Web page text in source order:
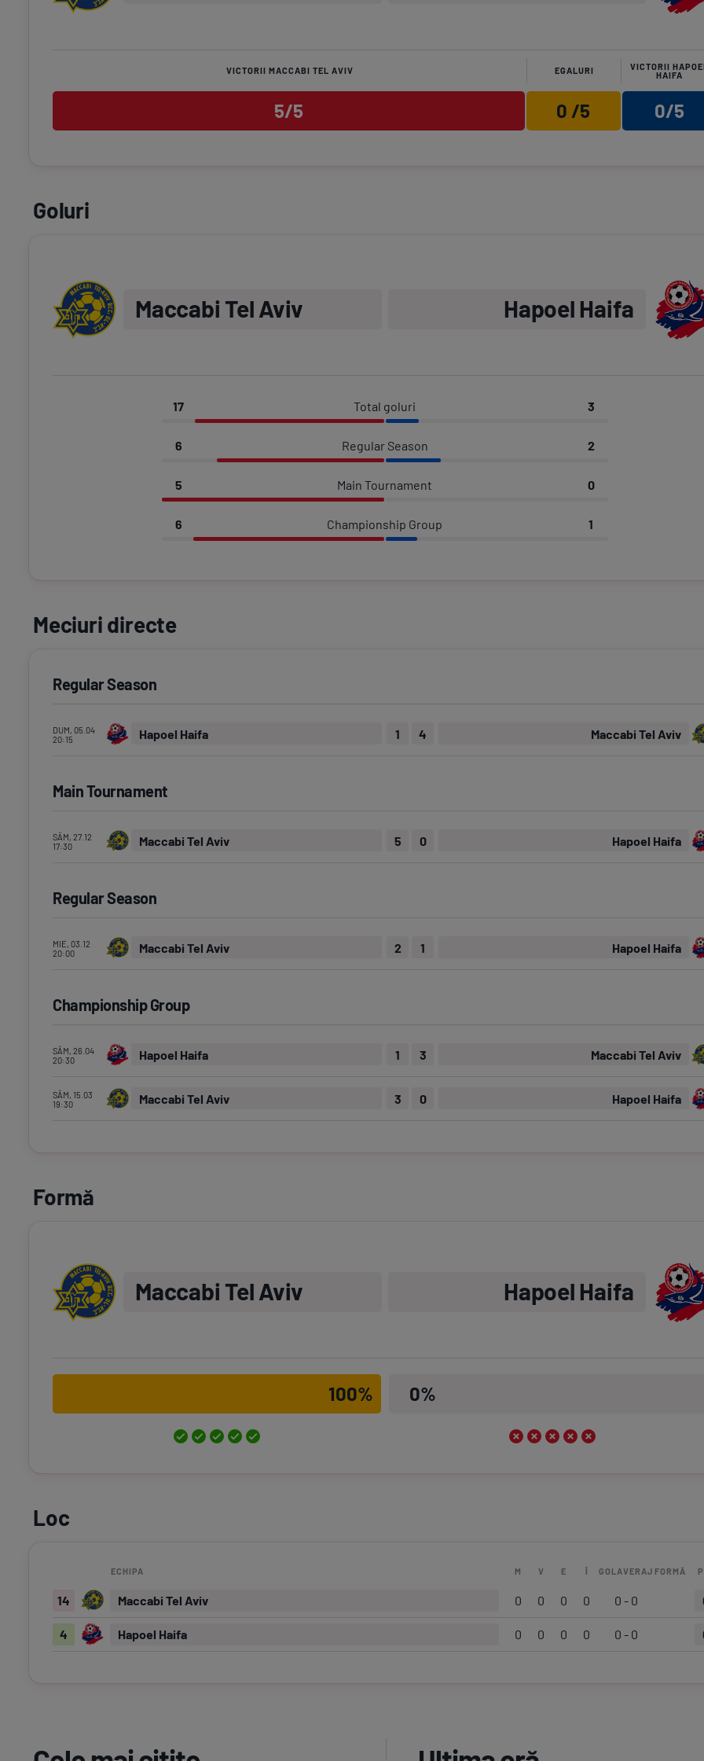
VICTORII MACCABI TEL AVIV EGALURI
VICTORII
HAIFA
5/5 0 /5 0/5
Goluri
Maccabi Tel Aviv Hapoel Haifa
17 Total goluri 3
6 Regular Season 2
5 Main Tournament 0
6 Championship Group 1
Meciuri directe
Regular Season
DUM, 05.04
20:15
Hapoel Haifa 1 Maccabi Tel Aviv
4
Main Tournament
SÂM, 27.12
17:30
Maccabi Tel Aviv 5 Hapoel Haifa
0
Regular Season
MIE, 03.12
20:00
Maccabi Tel Aviv 2 Hapoel Haifa
1
Championship Group
SÂM, 26.04
20:30
Hapoel Haifa 1 Maccabi Tel Aviv
3
SÂM, 15.03
19:30
Maccabi Tel Aviv 3 Hapoel Haifa
0
Formă
Maccabi Tel Aviv Hapoel Haifa
100% 0%
Loc
ECHIPA M V E Î GOLAVERAJ FORMĂ
14 Maccabi Tel Aviv 0 0 0 0 0 - 0
4 Hapoel Haifa 0 0 0 0 0 - 0